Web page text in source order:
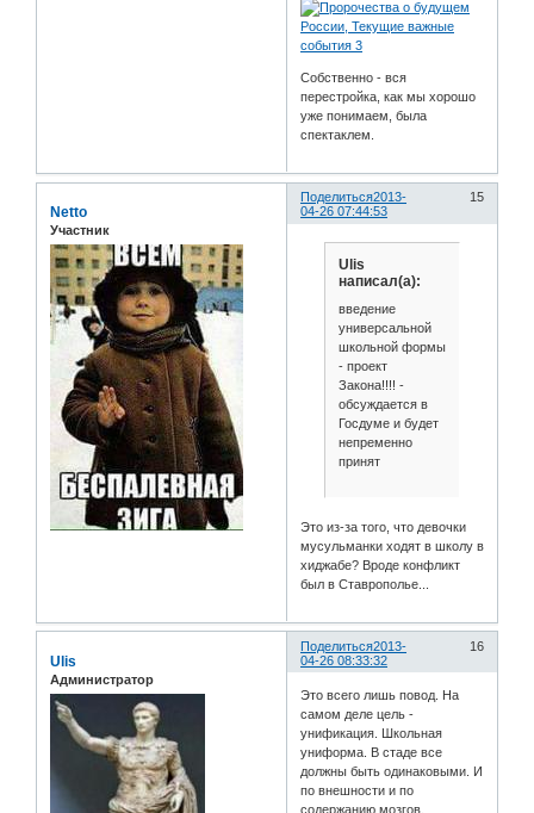
Собственно - вся
перестройка, как мы хорошо
уже понимаем, была
спектаклем.
Поделиться 15
2013-
04-26 07:44:53
Netto
Участник
Ulis
написал(а):
введение
универсальной
школьной формы
- проект
Закона!!!! -
обсуждается в
Госдуме и будет
непременно
принят
Это из-за того, что девочки
мусульманки ходят в школу в
хиджабе? Вроде конфликт
был в Ставрополье...
Поделиться 16
2013-
04-26 08:33:32
Ulis
Администратор
Это всего лишь повод. На
самом деле цель -
унификация. Школьная
униформа. В стаде все
должны быть одинаковыми. И
по внешности и по
содержанию мозгов.